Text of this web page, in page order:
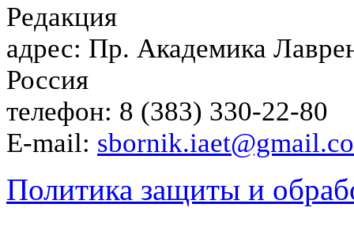
Редакция
адрес: Пр. Академика
Россия
телефон: 8 (383) 330-22-80
E-mail:
Политика защиты и